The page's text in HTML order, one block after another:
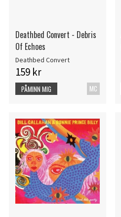
Deathbed Convert - Debris
Of Echoes
Deathbed Convert
159 kr
MC
PÅMINN MIG